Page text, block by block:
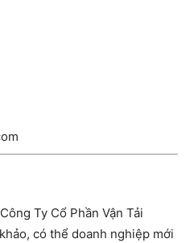
Ty Cổ Phần Vận Tải
có thể doanh nghiệp mới